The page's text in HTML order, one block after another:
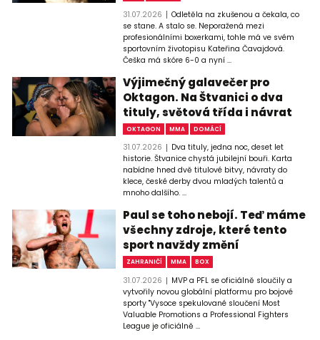
31.07.2026
Odletěla na zkušenou a čekala, co
se stane. A stalo se. Neporažená mezi
profesionálními boxerkami, tohle má ve svém
sportovním životopisu Kateřina Čavajdová.
Češka má skóre 6-0 a nyní ...
Výjimečný galavečer pro
Oktagon. Na Štvanici o dva
tituly, světová třída i návrat
OKTAGON MMA DOMÁCÍ
31.07.2026
Dva tituly, jedna noc, deset let
historie. Štvanice chystá jubilejní bouři. Karta
nabídne hned dvě titulové bitvy, návraty do
klece, české derby dvou mladých talentů a
mnoho dalšího. ...
Paul se toho nebojí. Teď máme
všechny zdroje, které tento
sport navždy změní
ZAHRANIČÍ MMA BOX
31.07.2026
MVP a PFL se oficiálně sloučily a
vytvořily novou globální platformu pro bojové
sporty "Vysoce spekulované sloučení Most
Valuable Promotions a Professional Fighters
League je oficiálně ...